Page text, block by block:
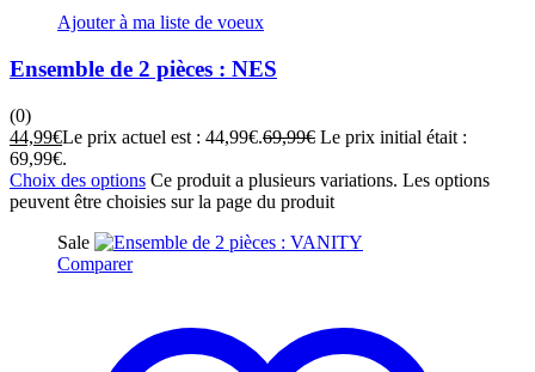
Ajouter à ma liste de voeux
Ensemble de 2 pièces : NES
(0)
44,99€Le prix actuel est : 44,99€.69,99€ Le prix initial était :
69,99€.
Choix des options Ce produit a plusieurs variations. Les options
peuvent être choisies sur la page du produit
Sale
Comparer